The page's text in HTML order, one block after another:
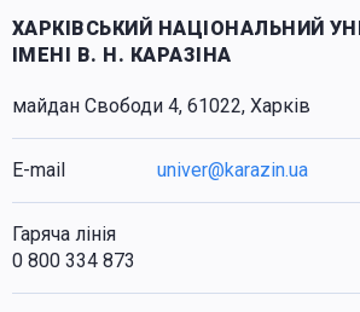
ХАРКІВСЬКИЙ НАЦІОНАЛЬНИЙ
ІМЕНІ В. Н. КАРАЗІНА
майдан Свободи 4, 61022, Харків
E-mail univer@karazin.ua
Гаряча лінія
0 800 334 873